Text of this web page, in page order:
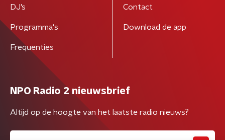
DJ’s
Programma's
Frequenties
Contact
Download de app
NPO Radio 2 nieuwsbrief
Altijd op de hoogte van het laatste radio nieuws?